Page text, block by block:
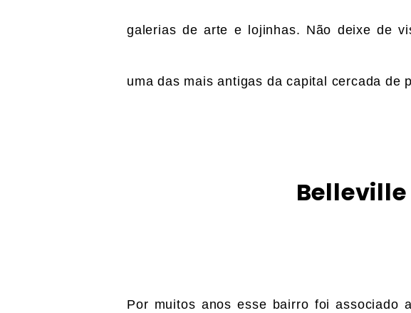
galerias de arte e lojinhas. Não deixe de
uma das mais antigas da capital cercada de
Belleville
Por muitos anos esse bairro foi associado